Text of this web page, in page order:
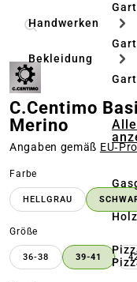
Handwerken
Bekleidung
C.Centimo
Merino
Angaben gemäß
Farbe
HELLGRAU
Größe
36-38 39-41